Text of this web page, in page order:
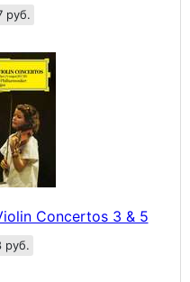
руб.
Concertos 3 & 5
руб.